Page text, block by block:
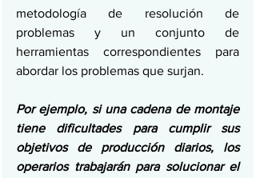
metodología de resolución de
problemas y un conjunto de
herramientas correspondientes para
abordar los problemas que surjan.
Por ejemplo, si una cadena de montaje
tiene dificultades para cumplir sus
objetivos de producción diarios, los
operarios trabajarán para solucionar el